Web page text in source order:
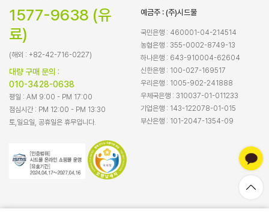
1577-9638 (유
료)
(해외 : +82-42-716-0227)
대량 구매 문의 :
010-3428-0638
평일 : AM 9:00 - PM 17:00
점심시간 : PM 12:00 - PM 13:30
토,일요일, 공휴일은 휴무입니다.
예금주 : (주)시드물
국민은행 : 460001-04-214514
농협은행 : 355-0002-8749-13
하나은행 : 643-910004-62604
신한은행 : 100-027-169517
우리은행 : 1005-902-241888
우체국은행 : 310037-01-011233
기업은행 : 143-122078-01-015
부산은행 : 101-2047-1354-09